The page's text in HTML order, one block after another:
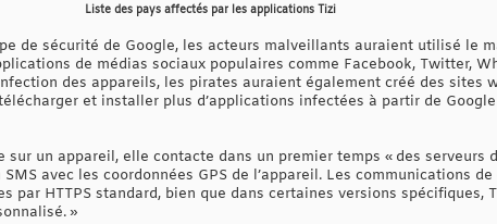
Liste des pays affectés par les applications Tizi
de sécurité de Google, les acteurs malveillants auraient utilisé le
de médias sociaux populaires comme Facebook, Twitter,
des appareils, les pirates auraient également créé des sites
et installer plus d’applications infectées à partir de Google
sur un appareil, elle contacte dans un premier temps « des serveurs
avec les coordonnées GPS de l’appareil. Les communications
par HTTPS standard, bien que dans certaines versions spécifiques,
»